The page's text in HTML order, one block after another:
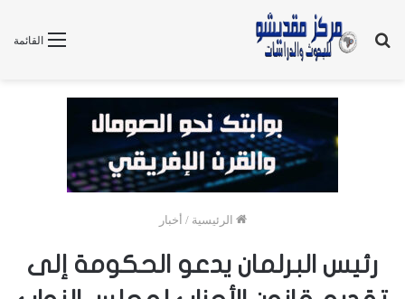
القائمة
بحث
الرئيسية / أخبار
رئيس البرلمان يدعو الحكومة إلى